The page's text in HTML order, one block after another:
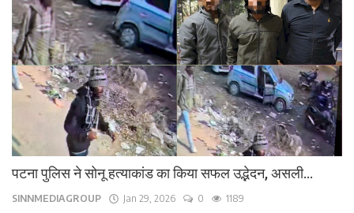
पटना पुलिस ने सोनू हत्याकांड का किया सफल उद्भेदन, असली...
SINNMEDIAGROUP Jan 29, 2026 0 1189